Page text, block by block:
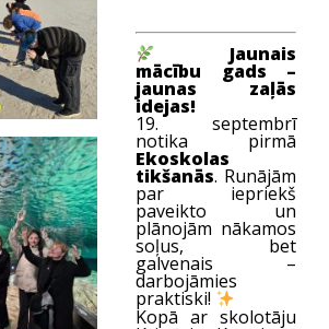
Jaunais
mācību gads –
jaunas zaļās
idejas!
19. septembrī
notika pirmā
Ekoskolas
tikšanās. Runājām
par iepriekš
paveikto un
plānojām nākamos
soļus, bet
galvenais –
darbojāmies
praktiski!
Kopā ar skolotāju